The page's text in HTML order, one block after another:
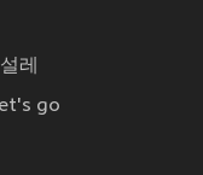
레
go